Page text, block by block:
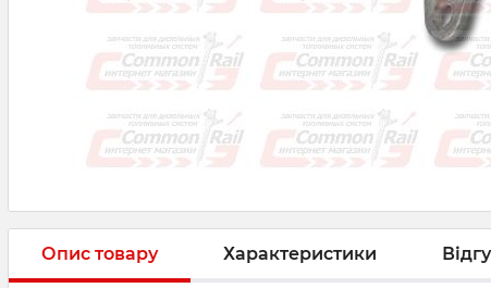
Опис товару Характеристики